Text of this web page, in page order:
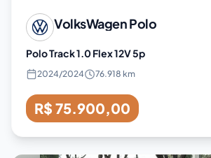
VolksWagenPolo
Polo Track 1.0 Flex 12V 5p
2024/2024 76.918 km
R$ 75.900,00